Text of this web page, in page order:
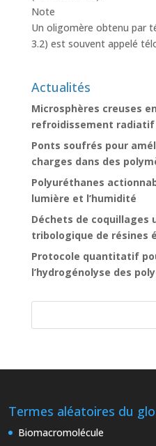
Note
Un oligomère obtenu par
3.2) est souvent appelé
Actualités
Microsphères creuses
refroidissement radiatif
Ponts soufrés pour
charges dans des
Polyuréthanes
lumière et l’humidité
Déchets de
tribologique de résines
Protocole quantitatif
l’hydrogénolyse des
Termes aléatoires du
Biomacromolécule